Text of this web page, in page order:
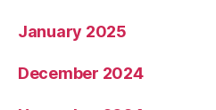
January 2025
December 2024